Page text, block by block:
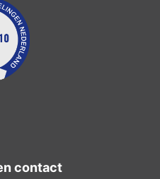
contact